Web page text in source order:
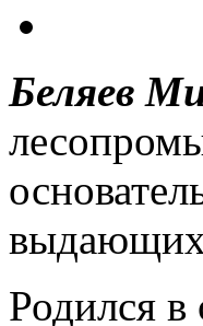
Беляев
Родился в